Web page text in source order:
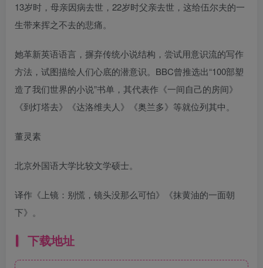
13岁时，母亲因病去世，22岁时父亲去世，这给伍尔夫的一
生带来挥之不去的悲痛。
她革新英语语言，摒弃传统小说结构，尝试用意识流的写作
方法，试图描绘人们心底的潜意识。BBC曾推选出“100部塑
造了我们世界的小说”书单，其代表作《一间自己的房间》
《到灯塔去》《达洛维夫人》《奥兰多》等就位列其中。
董灵素
北京外国语大学比较文学硕士。
译作《上镜：别慌，镜头没那么可怕》《抹黄油的一面朝
下》。
下载地址